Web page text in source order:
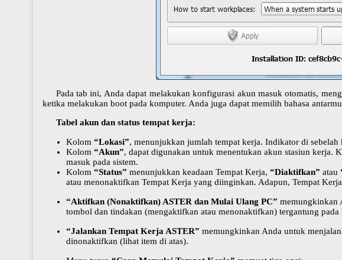
Pada tab ini, Anda dapat melakukan konfigurasi akun masuk otomatis,
ketika melakukan boot pada komputer. Anda juga dapat memilih bahasa
Tabel akun dan status tempat kerja:
Kolom “Lokasi”, menunjukkan jumlah tempat kerja. Indikator di
Kolom “Akun”, dapat digunakan untuk menentukan akun stasiun kerja.
masuk pada sistem.
Kolom “Status” menunjukkan keadaan Tempat Kerja, “Diaktifkan” atau
atau menonaktifkan Tempat Kerja yang diinginkan. Adapun, Tempat
“Aktifkan (Nonaktifkan) ASTER dan Mulai Ulang PC” memungkinkan
tombol dan tindakan (mengaktifkan atau menonaktifkan) tergantung
“Jalankan Tempat Kerja ASTER” memungkinkan Anda untuk
dinonaktifkan (lihat item di atas).